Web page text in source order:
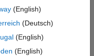
(English)
(Deutsch)
(English)
(English)